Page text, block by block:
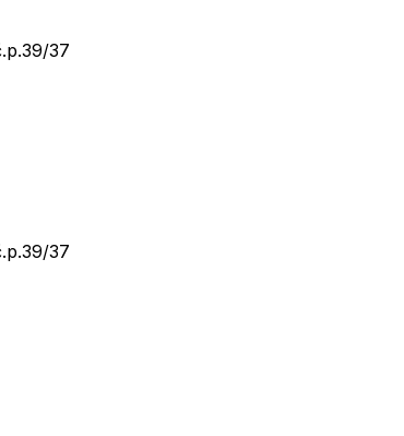
37
37